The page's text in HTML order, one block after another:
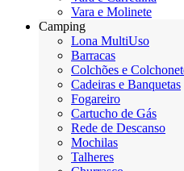
Vara e Molinete
Camping
Lona MultiUso
Barracas
Colchões e
Cadeiras e Banquetas
Fogareiro
Cartucho de Gás
Rede de Descanso
Mochilas
Talheres